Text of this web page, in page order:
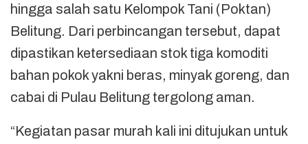
hingga salah satu Kelompok Tani (Poktan)
Belitung. Dari perbincangan tersebut, dapat
dipastikan ketersediaan stok tiga komoditi
bahan pokok yakni beras, minyak goreng, dan
cabai di Pulau Belitung tergolong aman.
“Kegiatan pasar murah kali ini ditujukan untuk